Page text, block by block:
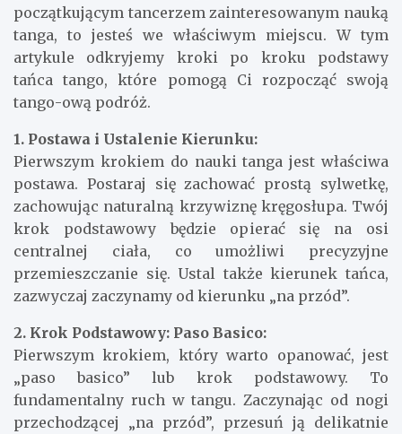
początkującym tancerzem zainteresowanym nauką
tanga, to jesteś we właściwym miejscu. W tym
artykule odkryjemy kroki po kroku podstawy
tańca tango, które pomogą Ci rozpocząć swoją
tango-ową podróż.
1. Postawa i Ustalenie Kierunku:
Pierwszym krokiem do nauki tanga jest właściwa
postawa. Postaraj się zachować prostą sylwetkę,
zachowując naturalną krzywiznę kręgosłupa. Twój
krok podstawowy będzie opierać się na osi
centralnej ciała, co umożliwi precyzyjne
przemieszczanie się. Ustal także kierunek tańca,
zazwyczaj zaczynamy od kierunku „na przód”.
2. Krok Podstawowy: Paso Basico:
Pierwszym krokiem, który warto opanować, jest
„paso basico” lub krok podstawowy. To
fundamentalny ruch w tangu. Zaczynając od nogi
przechodzącej „na przód”, przesuń ją delikatnie